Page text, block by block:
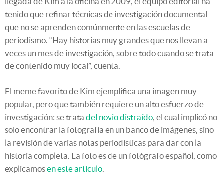
tenido que refinar técnicas de investigación documental
que no se aprenden comúnmente en las escuelas de
periodismo. “Hay historias muy grandes que nos llevan a
veces un mes de investigación, sobre todo cuando se trata
de contenido muy local”, cuenta.
El meme favorito de Kim ejemplifica una imagen muy
popular, pero que también requiere un alto esfuerzo de
investigación: se trata del novio distraído, el cual implicó no
solo encontrar la fotografía en un banco de imágenes, sino
la revisión de varias notas periodísticas para dar con la
historia completa. La foto es de un fotógrafo español, como
explicamosen este artículo.